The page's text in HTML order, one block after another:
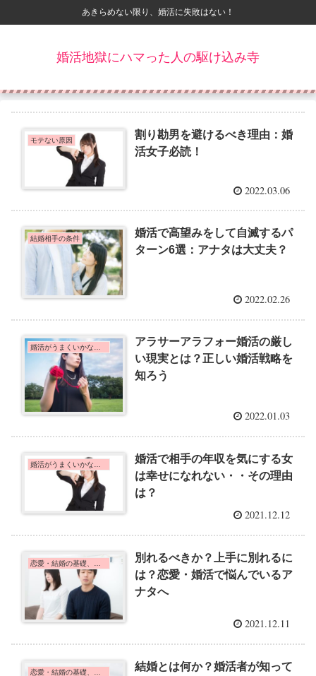
あきらめない限り、婚活に失敗はない！
婚活地獄にハマった人の駆け込み寺
モテない原因
割り勘男を避けるべき理由：婚
活女子必読！
2022.03.06
結婚相手の条件
婚活で高望みをして自滅するパ
ターン6選：アナタは大丈夫？
2022.02.26
婚活がうまくいかない人へ
アラサーアラフォー婚活の厳し
い現実とは？正しい婚活戦略を
知ろう
2022.01.03
婚活で相手の年収を気にする女
は幸せになれない・・その理由
は？
2021.12.12
別れるべきか？上手に別れるに
は？恋愛・婚活で悩んでいるア
ナタへ
2021.12.11
結婚とは何か？婚活者が知って